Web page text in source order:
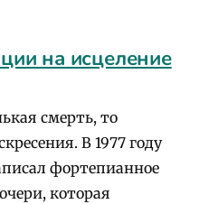
на исцеление
смерть, то
В 1977 году
фортепианное
которая